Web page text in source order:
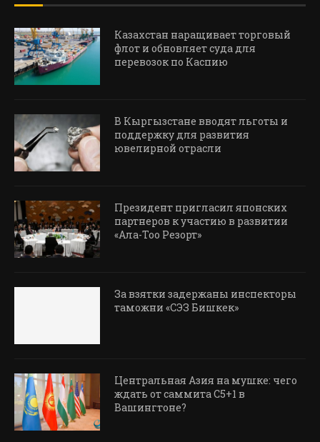
Казахстан наращивает торговый
флот и обновляет суда для
перевозок по Каспию
В Кыргызстане вводят льготы и
поддержку для развития
ювелирной отрасли
Президент пригласил японских
партнеров к участию в развитии
«Ала-Тоо Резорт»
За взятки задержаны инспекторы
таможни «СЭЗ Бишкек»
Центральная Азия на мушке: чего
ждать от саммита C5+1 в
Вашингтоне?